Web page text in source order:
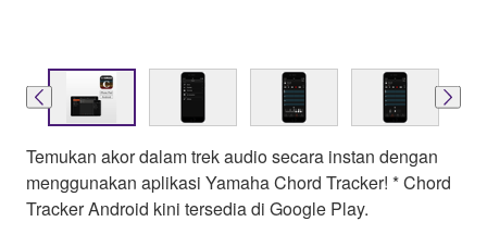
Temukan akor dalam trek audio secara instan dengan
menggunakan aplikasi Yamaha Chord Tracker! * Chord
Tracker Android kini tersedia di Google Play.